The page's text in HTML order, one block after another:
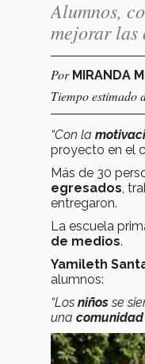
Alumnos,
mejorar las
Por MIRANDA
Tiempo estimado
“Con la
proyecto en el
Más de 30
egresados,
entregaron.
La escuela
de medios.
Yamileth
alumnos:
“Los niñosse
una comunidad